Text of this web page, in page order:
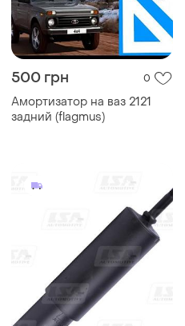
500 грн 0
Амортизатор на ваз 2121
задний (flagmus)